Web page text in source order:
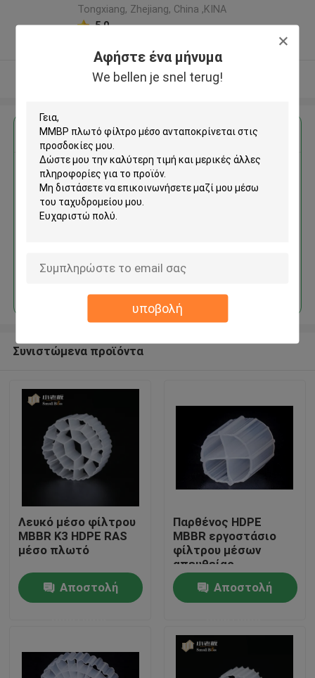
Αφήστε ένα μήνυμα
We bellen je snel terug!
υποβολή
Σπίτι
Περίπου εμείς
Tongxiang, Zhejiang, China ,ΚΙΝΑ
5.0
Δείτε περισσότερων
Αποκτήστε την καλύτερη τιμή για
ΜΜΒΡ πλωτό φίλτρο μέσο
Συνιστώμενα προϊόντα
Λευκό μέσο φίλτρου
MBBR K3 HDPE RAS
μέσο πλωτό
Αποστολή
Παρθένος HDPE
MBBR εργοστάσιο
φίλτρου μέσων
απευθείας
βιολογικός
μετακινητήςΑποστολή